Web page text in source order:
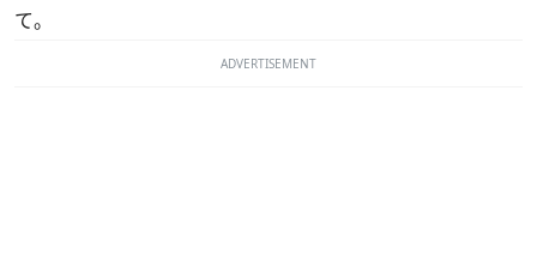
て。
ADVERTISEMENT